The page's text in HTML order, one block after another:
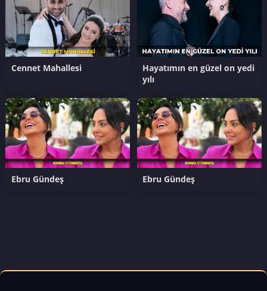
Cennet Mahallesi
Hayatımın en güzel on yedi
yılı
Ebru Gündeş Ebru Gündeş